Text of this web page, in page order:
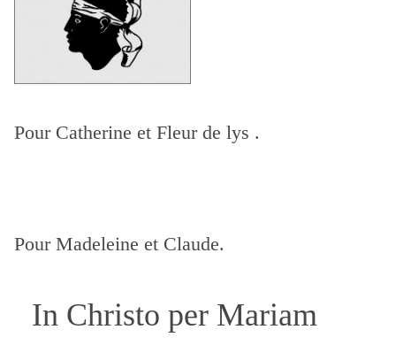
Pour Catherine et Fleur de lys .
Pour Madeleine et Claude.
In Christo per Mariam